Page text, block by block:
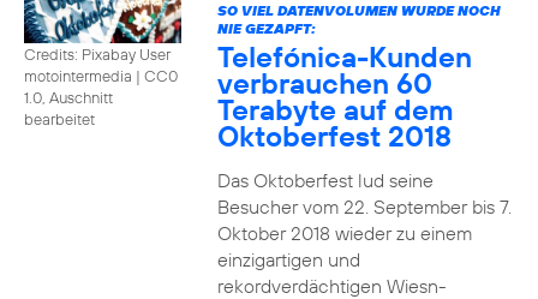
Credits: Pixabay User
motointermedia | CC0
1.0, Auschnitt
bearbeitet
SO VIEL DATENVOLUMEN WURDE NOCH
NIE GEZAPFT:
Telefónica-Kunden
verbrauchen 60
Terabyte auf dem
Oktoberfest 2018
Das Oktoberfest lud seine
Besucher vom 22. September bis 7.
Oktober 2018 wieder zu einem
einzigartigen und
rekordverdächtigen Wiesn-